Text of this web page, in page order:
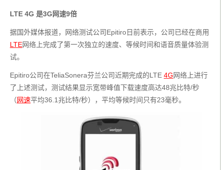
LTE 4G 是3G网速9倍
据国外媒体报道，网络测试公司Epitiro日前表示，公司已经在商用
LTE网络上完成了第一次独立的速度、等候时间和语音质量体验测
试。
Epitiro公司在TeliaSonera芬兰公司近期完成的LTE 4G网络上进行
了上述测试，测试结果显示宽带峰值下载速度高达48兆比特/秒
（网速平均36.1兆比特/秒），平均等候时间只有23毫秒。